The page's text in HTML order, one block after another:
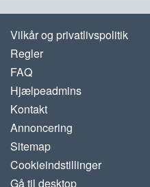
Vilkår og privatlivspolitik
Regler
FAQ
Hjælpeadmins
Kontakt
Annoncering
Sitemap
Cookieindstillinger
Gå til desktop